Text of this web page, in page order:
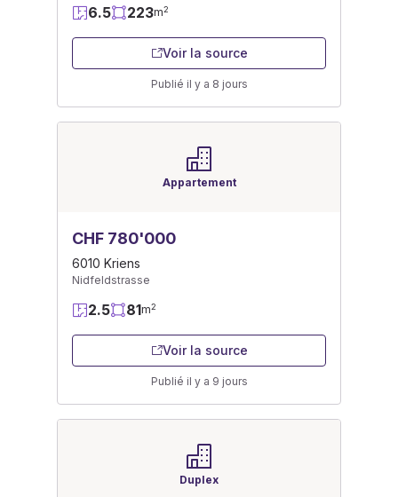
6.5 223m2
Voir la source
Publié il y a 8 jours
Appartement
CHF 780'000
6010 Kriens
Nidfeldstrasse
2.5 81m2
Voir la source
Publié il y a 9 jours
Duplex